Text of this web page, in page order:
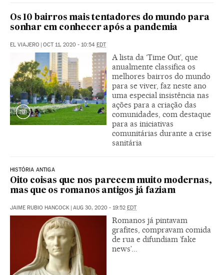
Os 10 bairros mais tentadores do mundo para
sonhar em conhecer após a pandemia
EL VIAJERO | OCT 11, 2020 - 10:54 EDT
A lista da ‘Time Out’, que
anualmente classifica os
melhores bairros do mundo
para se viver, faz neste ano
uma especial insistência nas
ações para a criação das
comunidades, com destaque
para as iniciativas
comunitárias durante a crise
sanitária
HISTÓRIA ANTIGA
Oito coisas que nos parecem muito modernas,
mas que os romanos antigos já faziam
JAIME RUBIO HANCOCK | AUG 30, 2020 - 19:52 EDT
Romanos já pintavam
grafites, compravam comida
de rua e difundiam ’fake
news’...